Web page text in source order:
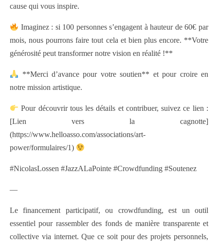
cause qui vous inspire.
Imaginez : si 100 personnes s’engagent à hauteur de 60€ par
mois, nous pourrons faire tout cela et bien plus encore. **Votre
générosité peut transformer notre vision en réalité !**
**Merci d’avance pour votre soutien** et pour croire en
notre mission artistique.
Pour découvrir tous les détails et contribuer, suivez ce lien :
[Lien vers la cagnotte]
(https://www.helloasso.com/associations/art-
power/formulaires/1)
#NicolasLossen #JazzALaPointe #Crowdfunding #Soutenez
—
Le financement participatif, ou crowdfunding, est un outil
essentiel pour rassembler des fonds de manière transparente et
collective via internet. Que ce soit pour des projets personnels,